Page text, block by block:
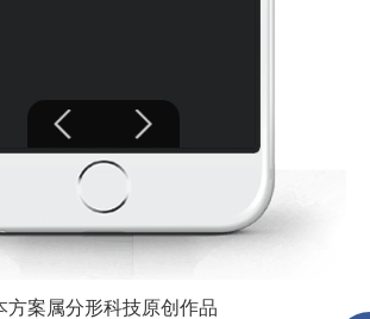
方案属分形科技原创作品